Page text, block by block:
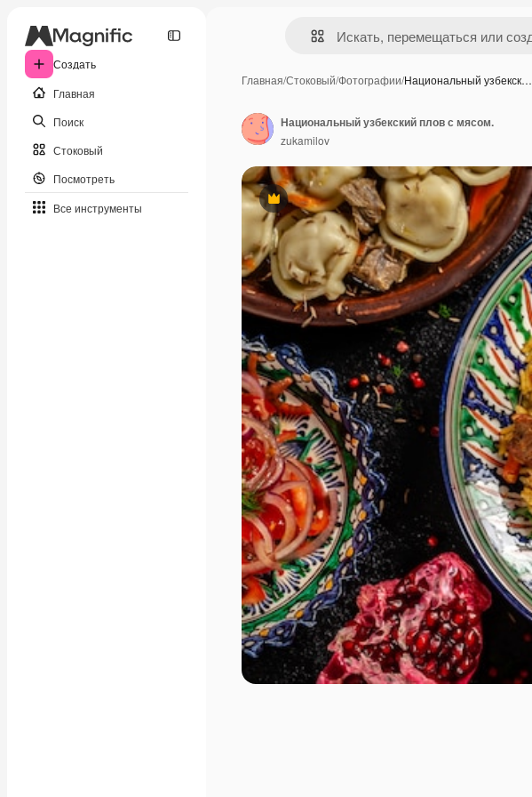
Создать
Главная
Поиск
Стоковый
Посмотреть
Все инструменты
Главная/Стоковый/Фотографии/Национальный узбекск…
Премиум
Национальный узбекский плов с мясом.
zukamilov